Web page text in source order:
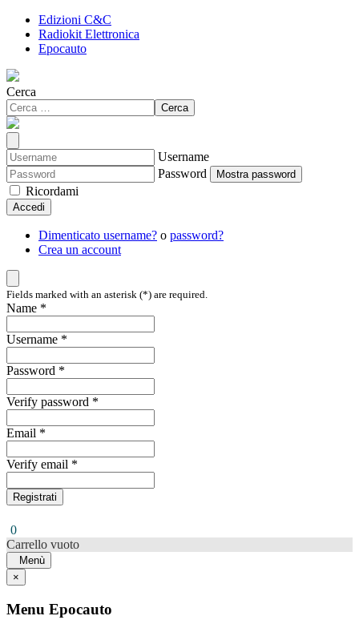
Edizioni C&C
Radiokit Elettronica
Epocauto
Cerca
Cerca
Username
Password
Mostra password
Ricordami
Accedi
Dimenticato username? o password?
Crea un account
Fields marked with an asterisk (*) are required.
Name *
Username *
Password *
Verify password *
Email *
Verify email *
Registrati
0
Carrello vuoto
Menù
×
Menu Epocauto